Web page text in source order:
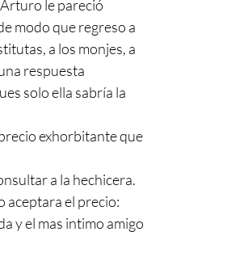
le pareció
modo que regreso a
a los monjes, a
respuesta
solo ella sabría la
exhorbitante que
a la hechicera.
aceptara el precio:
y el mas intimo amigo